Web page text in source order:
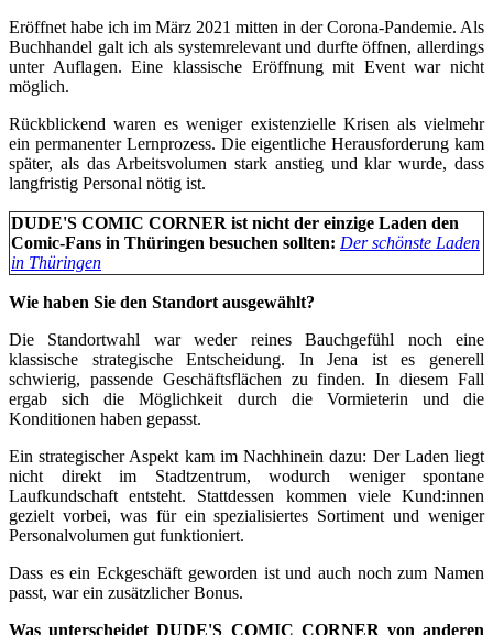
Eröffnet habe ich im März 2021 mitten in der Corona-Pandemie. Als
Buchhandel galt ich als systemrelevant und durfte öffnen, allerdings
unter Auflagen. Eine klassische Eröffnung mit Event war nicht
möglich.
Rückblickend waren es weniger existenzielle Krisen als vielmehr
ein permanenter Lernprozess. Die eigentliche Herausforderung kam
später, als das Arbeitsvolumen stark anstieg und klar wurde, dass
langfristig Personal nötig ist.
DUDE'S COMIC CORNER ist nicht der einzige Laden den
Comic-Fans in Thüringen besuchen sollten: Der schönste Laden
in Thüringen
Wie haben Sie den Standort ausgewählt?
Die Standortwahl war weder reines Bauchgefühl noch eine
klassische strategische Entscheidung. In Jena ist es generell
schwierig, passende Geschäftsflächen zu finden. In diesem Fall
ergab sich die Möglichkeit durch die Vormieterin und die
Konditionen haben gepasst.
Ein strategischer Aspekt kam im Nachhinein dazu: Der Laden liegt
nicht direkt im Stadtzentrum, wodurch weniger spontane
Laufkundschaft entsteht. Stattdessen kommen viele Kund:innen
gezielt vorbei, was für ein spezialisiertes Sortiment und weniger
Personalvolumen gut funktioniert.
Dass es ein Eckgeschäft geworden ist und auch noch zum Namen
passt, war ein zusätzlicher Bonus.
Was unterscheidet DUDE'S COMIC CORNER von anderen